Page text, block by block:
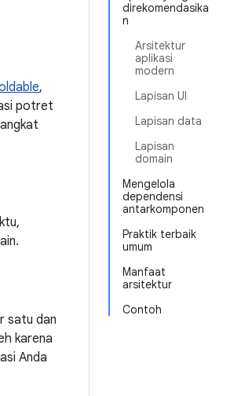
direkomendasika
n
Arsitektur
aplikasi
modern
Lapisan UI
Lapisan data
Lapisan
domain
Mengelola
dependensi
antarkomponen
Praktik terbaik
umum
Manfaat
arsitektur
Contoh
,
potret
satu dan
karena
Anda